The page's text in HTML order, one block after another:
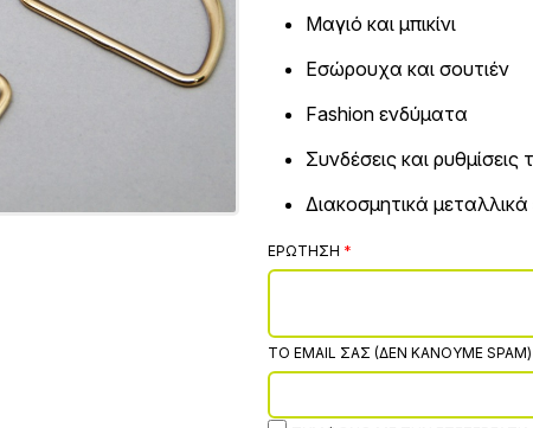
Μαγιό και μπικίνι
Εσώρουχα και σουτιέν
Fashion ενδύματα
Συνδέσεις και ρυθμίσεις
Διακοσμητικά
ΕΡΏΤΗΣΗ
ΤΟ EMAIL ΣΑΣ (ΔΕΝ ΚΆΝΟΥΜΕ SPAM)